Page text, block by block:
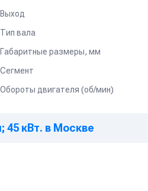
Выход
Тип вала
Габаритные размеры, мм
Сегмент
Обороты двигателя (об/мин)
45 кВт. в Москве